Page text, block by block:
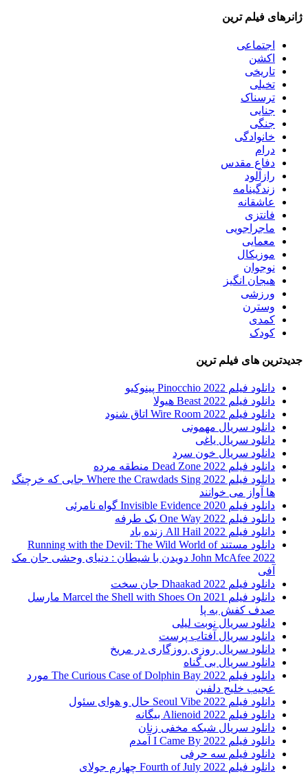
ژانرهای فیلم ترین
اجتماعی
اکشن
تاریخی
تخیلی
ترسناک
جنایی
جنگی
خانوادگی
درام
دفاع مقدس
رازآلود
زندگینامه
عاشقانه
فانتزی
ماجراجویی
معمایی
موزیکال
نوجوان
هیجان انگیز
ورزشی
وسترن
کمدی
کودک
جدیدترین های فیلم ترین
دانلود فیلم Pinocchio 2022 پینوکیو
دانلود فیلم Beast 2022 هیولا
دانلود فیلم Wire Room 2022 اتاق شنود
دانلود سریال مهمونی
دانلود سریال یاغی
دانلود سریال خون سرد
دانلود فیلم 2022 Dead Zone منطقه مرده
دانلود فیلم Where the Crawdads Sing 2022 جایی که خرچنگ
ها آواز می خوانند
دانلود فیلم 2020 Invisible Evidence گواه نامرئی
دانلود فیلم One Way 2022 یک طرفه
دانلود فیلم All Hail 2022 زنده باد
دانلود مستند Running with the Devil: The Wild World of
John McAfee 2022 دویدن با شیطان : دنیای وحشی جان مک
آفی
دانلود فیلم Dhaakad 2022 جان سخت
دانلود فیلم Marcel the Shell with Shoes On 2021 مارسل
صدف کفش به پا
دانلود سریال نوبت لیلی
دانلود سریال آفتاب پرست
دانلود سریال روزی روزگاری در مریخ
دانلود سریال بی گناه
دانلود فیلم The Curious Case of Dolphin Bay 2022 مورد
عجیب خلیج دلفین
دانلود فیلم Seoul Vibe 2022 حال و هوای سئول
دانلود فیلم Alienoid 2022 بیگانه
دانلود سریال شبکه مخفی زنان
دانلود فیلم I Came By 2022 آمدم
دانلود فیلم سه حرفی
دانلود فیلم Fourth of July 2022 چهارم جولای